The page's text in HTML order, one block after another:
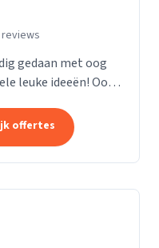
reviews
gedaan met oog
leuke ideeën! Ook
met hem...
offertes